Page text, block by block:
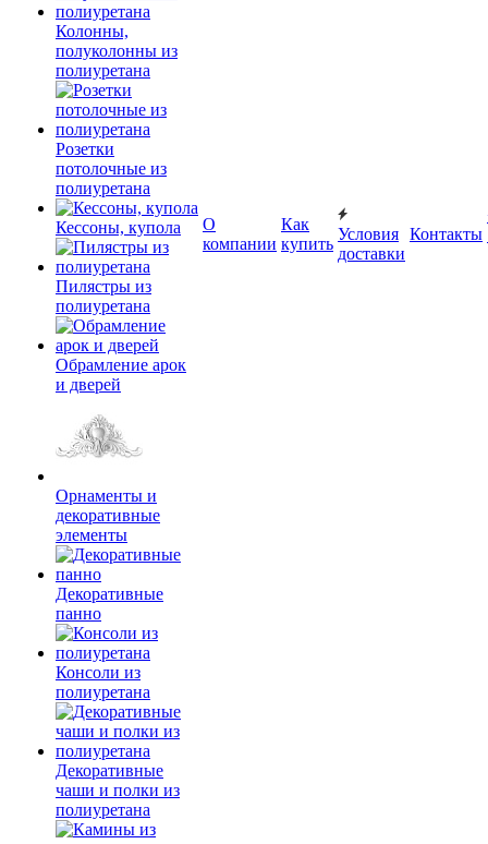
Колонны,
полуколонны из
полиуретана
Розетки
потолочные из
полиуретана
Кессоны, купола
Пилястры из
полиуретана
Обрамление арок
и дверей
Орнаменты и
декоративные
элементы
Декоративные
панно
Консоли из
полиуретана
Декоративные
чаши и полки из
полиуретана
О
компании
Как
купить
Условия
доставки
Контакты